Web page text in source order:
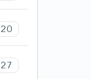
27